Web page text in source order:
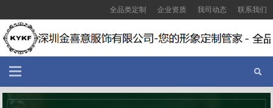
全品类定制 企业资质 我司动态 联系我们